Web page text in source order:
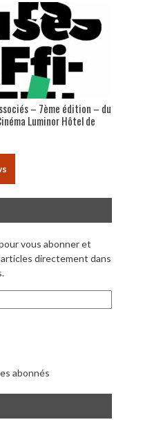
– 7ème édition – du
Luminor Hôtel de
vous abonner et
directement dans
abonnés